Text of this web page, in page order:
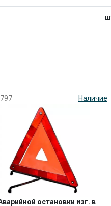
Наличие
остановки изг. в
раз в 2